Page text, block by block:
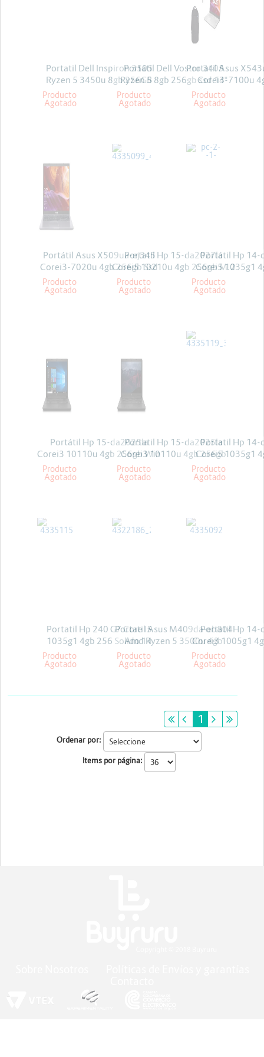
Portatil Dell Inspiron 3505
Ryzen 5 3450u 8gb 256GB
Win10 15.6
Producto
Agotado
Portátil Dell Vostro 3405
Ryzen 5 8gb 256gb ssd 14"
Producto
Agotado
Portatil Asus
Corei3-7100u
Producto
Agotado
Portátil Asus X509ua-ej345
Corei3-7020u 4gb 256gb Ssd
Producto
Agotado
Portatil Hp 15-da2027la
Corei5 10210u 4gb 256gb M.2
HP
Producto
Agotado
Portátil Hp 14-
Corei5 1035g1
Solido Win
HP
Producto
Agotado
Portátil Hp 15-da2025la
Corei3 10110u 4gb 256gb Win
Producto
Agotado
Portatil Hp 15-da2025la
Corei3 10110u 4gb 256gb
Producto
Agotado
Portatil Hp 14-
Corei5 1035g1
Solido
HP
Producto
Agotado
Portatil Hp 240 G7 Core I5
1035g1 4gb 256 Solido 14
HP
Producto
Agotado
Portatil Asus M409da-eb804
Amd Ryzen 5 3500u 4gb
256gb 14pul
ASUS
Producto
Agotado
Portatil Hp 14-
Corei3 1005g1
HP
Producto
Agotado
primeiro
anterior
1 próximo
Ordenar por:
Items por página: